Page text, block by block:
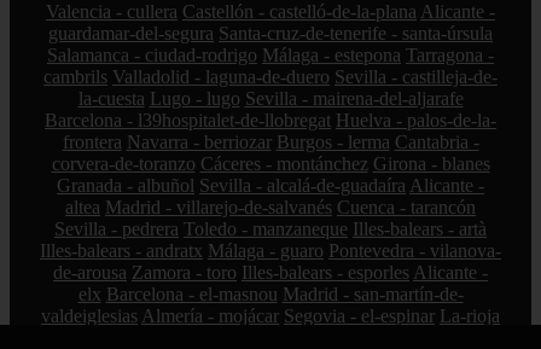
Valencia - cullera Castellón - castelló-de-la-plana Alicante -
guardamar-del-segura Santa-cruz-de-tenerife - santa-úrsula
Salamanca - ciudad-rodrigo Málaga - estepona Tarragona -
cambrils Valladolid - laguna-de-duero Sevilla - castilleja-de-
la-cuesta Lugo - lugo Sevilla - mairena-del-aljarafe
Barcelona - l39hospitalet-de-llobregat Huelva - palos-de-la-
frontera Navarra - berriozar Burgos - lerma Cantabria -
corvera-de-toranzo Cáceres - montánchez Girona - blanes
Granada - albuñol Sevilla - alcalá-de-guadaíra Alicante -
altea Madrid - villarejo-de-salvanés Cuenca - tarancón
Sevilla - pedrera Toledo - manzaneque Illes-balears - artà
Illes-balears - andratx Málaga - guaro Pontevedra - vilanova-
de-arousa Zamora - toro Illes-balears - esporles Alicante -
elx Barcelona - el-masnou Madrid - san-martín-de-
valdeiglesias Almería - mojácar Segovia - el-espinar La-rioja